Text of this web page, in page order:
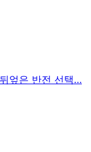
엎은 반전 선택…